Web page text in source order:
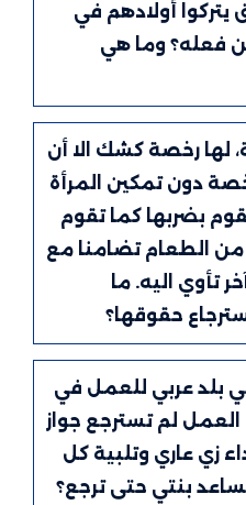
أولادهم في
فعله؟ وما هي
رخصة كشك الا أن
دون تمكين المرأة
بضربها كما تقوم
من الطعام تضامنا مع
تأوي اليه. ما
حقوقها؟
عربي للعمل في
لم تسترجع جواز
زي عاري وتلبية كل
بنتي حتى ترجع؟